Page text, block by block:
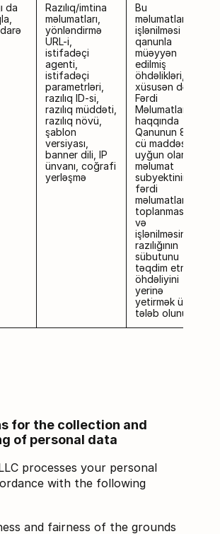
da
Razılıq/imtina
məlumatları,
yönləndirmə
URL-i,
istifadəçi
agenti,
istifadəçi
parametrləri,
razılıq ID-si,
razılıq müddəti,
razılıq növü,
şablon
versiyası,
banner dili, IP
ünvanı, coğrafi
yerləşmə
Bu
məlumatların
işlənilməsi
qanunla
müəyyən
edilmiş
öhdəlikləri,
xüsusən də
Fərdi
Məlumatlar
haqqında
Qanunun 8.4-
cü maddəsinə
uyğun olaraq
məlumat
subyektinin
fərdi
məlumatlarının
toplanmasına
və
işlənilməsinə
razılığının
sübutunu
təqdim etmək
öhdəliyini
yerinə
yetirmək üçün
tələb olunur.
for the collection and
of personal data
LLC processes your personal
with the following
and fairness of the grounds